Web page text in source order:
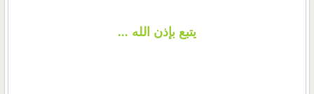
يتبع بإذن الله ...